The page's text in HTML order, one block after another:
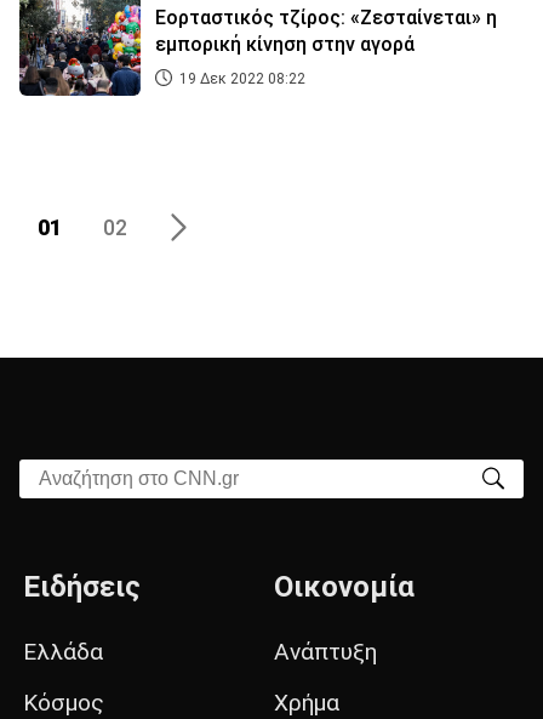
Εορταστικός τζίρος: «Ζεσταίνεται» η
εμπορική κίνηση στην αγορά
19 Δεκ 2022 08:22
01 02
Αναζήτηση στο CNN.gr
Ειδήσεις
Ελλάδα
Κόσμος
Οικονομία
Ανάπτυξη
Χρήμα